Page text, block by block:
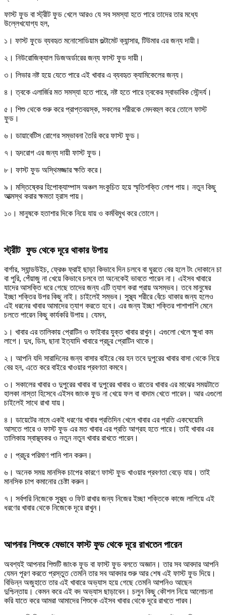
ফাস্ট ফুড বা স্ট্রীট ফুড খেলে আরও যে সব সমস্যা হতে পারে তাদের তার মধ্যে
উল্লেখযোগ্য হল,
১। ফাস্ট ফুডে ব্যবহৃত মনোসোডিয়াম গুল্টামেট ক্যান্সার, টিউমার এর জন্য দায়ী।
২। নিউরোজিক্যাল ডিজঅর্ডারের জন্য ফাস্ট ফুড দায়ী।
৩। লিভার নষ্ট হয়ে যেতে পারে এই খাবার এ ব্যবহৃত ক্যামিকেলের জন্য।
৪। ত্বকে এলার্জির মত সমস্যা হতে পারে, নষ্ট হতে পারে ত্বকের স্বাভাবিক সৌন্দর্য।
৫। শিশু থেকে শুরু করে প্রাপ্তবয়স্ক, সকলের শরীরকে মেদবহুল করে তোলে ফাস্ট
ফুড।
৬। ডায়াবেটিস রোগের সম্ভাবনা তৈরি করে ফাস্ট ফুড।
৭। হৃদরোগ এর জন্য দায়ী ফাস্ট ফুড।
৮। ফাস্ট ফুড অস্থিমজ্জার ক্ষতি করে।
৯। মস্তিষ্কের হিপোক্যাম্পাস অঞ্চল সংকুচিত হয়ে স্মৃতিশক্তি লোপ পায়। নতুন কিছু
আত্মস্থ করার ক্ষমতা হ্রাস পায়।
১০। মানুষকে হতাশার দিকে নিয়ে যায় ও কর্মবিমুখ করে তোলে।
স্ট্রীট ফুড থেকে দূরে থাকার উপায়
বার্গার, স্যান্ডউইচ, ফ্রেঞ্চ ফ্রাই ছাড়া কিভাবে দিন চলবে বা ঘুরতে বের হলে টং দোকানে চা
বা পুরি, পেঁয়াজু না খেয়ে কিভাবে চলবে তা অনেকেই ভাবতে পারেন না। এইসব খাবারে
যাদের আসক্তি ধরে গেছে তাদের জন্য এটি ত্যাগ করা প্রায় অসম্ভব। তবে মানুষের
ইচ্ছা শক্তির উপর কিছু নাই। চাইলেই সম্ভব। সুস্থ্য শরীরে বেঁচে থাকার জন্য হলেও
এই ধরনের খাবার আমাদের ত্যাগ করতে হবে। এর জন্য ইচ্ছা শক্তির পাশাপাশি মেনে
চলতে পারেন কিছু কার্যকরি উপায়। যেমন,
১। খাবার এর তালিকায় প্রোটিন ও ফাইবার যুক্ত খাবার রাখুন। এগুলো খেলে ক্ষুধা কম
লাগে। দুধ, ডিম, ছানা ইত্যাদি খাবারে প্রচুর প্রোটিন থাকে।
২। আপনি যদি সারাদিনের জন্য বাসার বাইরে বের হন তবে দুপুরের খাবার বাসা থেকে নিয়ে
বের হন, এতে করে বাইরে খাওয়ার প্রবণতা কমবে।
৩। সকালের খাবার ও দুপুরের খাবার বা দুপুরের খাবার ও রাতের খাবার এর মাঝের সময়টাতে
হালকা নাস্তা হিসেবে এইসব জাংক ফুড না খেয়ে ফল বা বাদাম খেতে পারেন। আর এগুলো
চাইলেই সাথে রাখা যায়।
৪। ডায়েটের নামে একই ধরণের খাবার প্রতিদিন খেলে খাবার এর প্রতি একঘেয়েমি
আসতে পারে ও ফাস্ট ফুড এর মত খাবার এর প্রতি আগ্রহ হতে পারে। তাই খাবার এর
তালিকায় স্বাস্থ্যকর ও নতুন নতুন খাবার রাখতে পারেন।
৫। প্রচুর পরিমাণ পানি পান করুন।
৬। অনেক সময় মানসিক চাপের কারণে ফাস্ট ফুড খাওয়ার প্রবণতা বেড়ে যায়। তাই
মানসিক চাপ কমানোর চেষ্টা করুন।
৭। সর্বপরি নিজেকে সুস্থ্য ও ফিট রাখার জন্য নিজের ইচ্ছা শক্তিকে কাজে লাগিয়ে এই
ধরণের খাবার থেকে নিজেকে দূরে রাখুন।
আপনার শিশুকে যেভাবে ফাস্ট ফুড থেকে দূরে রাখতেন পারেন
অবশ্যই আপনার শিশুটি জাংক ফুড বা ফাস্ট ফুড বলতে অজ্ঞান। তার সব আবদার আপনি
যেমন পূরণ করতে প্রস্তুত তেমনি তার সব আবদার শুরু আর শেষ এই ফাস্ট ফুড দিয়ে।
বিভিন্ন অজুহাতে তার এই খাবারে অভ্যাস হয়ে গেছে তেমনি আপনিও আছেন
দুশ্চিন্তায়। কেমন করে এই বদ অভ্যাস ছাড়াবেন। চলুন কিছু কৌশল নিয়ে আলোচনা
করি যাতে করে আমরা আমাদের শিশুকে এইসব খাবার থেকে দূরে রাখতে পারব।